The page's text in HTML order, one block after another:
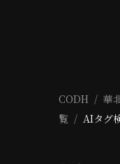
CODH 華
覧
AIタグ